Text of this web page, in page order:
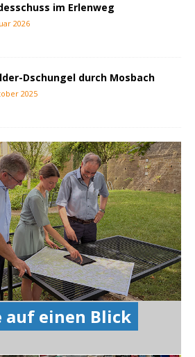
im Erlenweg
2026
Dschungel durch Mosbach
2025
auf einen Blick